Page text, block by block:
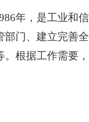
年，是工业和
门、建立完善
根据工作需要